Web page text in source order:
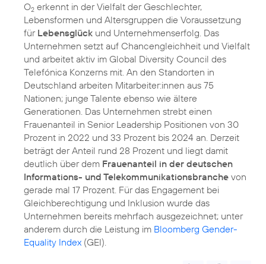
O2 erkennt in der Vielfalt der Geschlechter,
Lebensformen und Altersgruppen die Voraussetzung
für Lebensglück und Unternehmenserfolg. Das
Unternehmen setzt auf Chancengleichheit und Vielfalt
und arbeitet aktiv im Global Diversity Council des
Telefónica Konzerns mit. An den Standorten in
Deutschland arbeiten Mitarbeiter:innen aus 75
Nationen; junge Talente ebenso wie ältere
Generationen. Das Unternehmen strebt einen
Frauenanteil in Senior Leadership Positionen von 30
Prozent in 2022 und 33 Prozent bis 2024 an. Derzeit
beträgt der Anteil rund 28 Prozent und liegt damit
deutlich über dem Frauenanteil in der deutschen
Informations- und Telekommunikationsbranche von
gerade mal 17 Prozent. Für das Engagement bei
Gleichberechtigung und Inklusion wurde das
Unternehmen bereits mehrfach ausgezeichnet; unter
anderem durch die Leistung im Bloomberg Gender-
Equality Index (GEI).